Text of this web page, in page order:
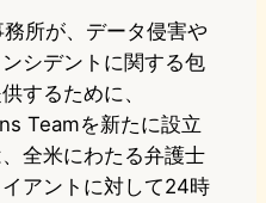
所が、データ侵害や
シデントに関する包
するために、
Teamを新たに設立
全米にわたる弁護士
アントに対して24時